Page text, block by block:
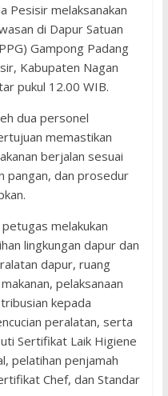
Pesisir melaksanakan
di Dapur Satuan
Gampong Padang
Kabupaten Nagan
pukul 12.00 WIB.
dua personel
memastikan
berjalan sesuai
pangan, dan prosedur
melakukan
lingkungan dapur dan
dapur, ruang
pelaksanaan
kepada
peralatan, serta
Sertifikat Laik Higiene
pelatihan penjamah
Chef, dan Standar